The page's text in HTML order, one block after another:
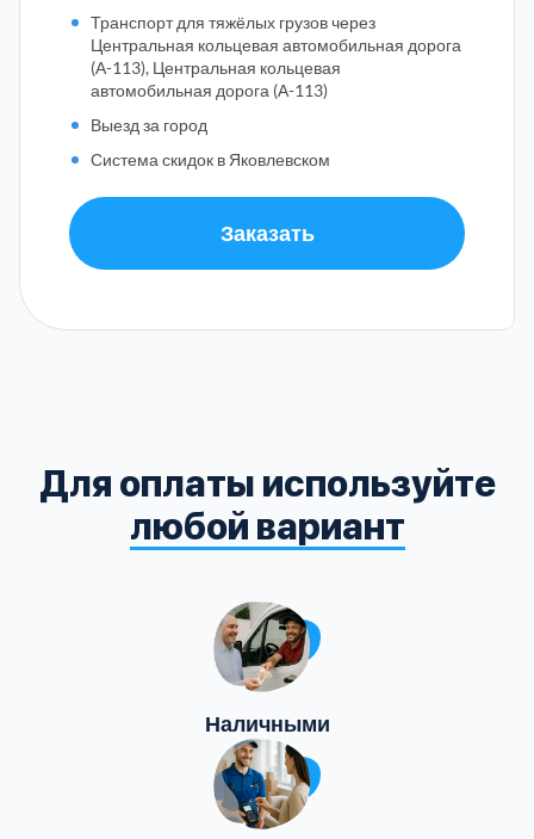
Транспорт для тяжёлых грузов через
Центральная кольцевая автомобильная дорога
(А-113), Центральная кольцевая
автомобильная дорога (А-113)
Выезд за город
Система скидок в Яковлевском
Заказать
Для оплаты используйте
любой вариант
Наличными